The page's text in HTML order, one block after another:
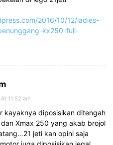
2016/10/12/ladies-
kx250-full-
11:52 am
kayaknya diposisikan ditengah
Xmax 250 yang akab brojol
jeti kan opini saja